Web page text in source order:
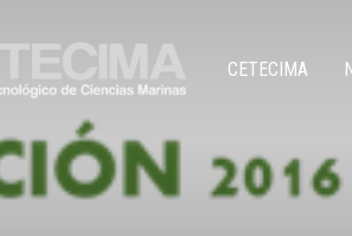
CETECIMA